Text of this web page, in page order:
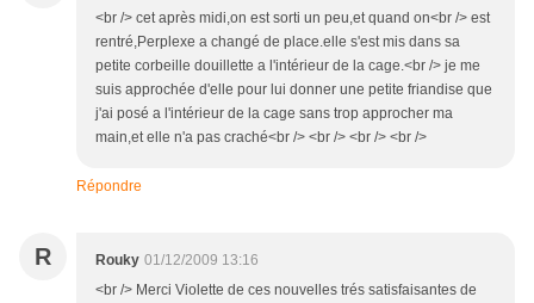
<br /> cet après midi,on est sorti un peu,et quand on<br /> est
rentré,Perplexe a changé de place.elle s'est mis dans sa
petite corbeille douillette a l'intérieur de la cage.<br /> je me
suis approchée d'elle pour lui donner une petite friandise que
j'ai posé a l'intérieur de la cage sans trop approcher ma
main,et elle n'a pas craché<br /> <br /> <br /> <br />
Répondre
R Rouky 01/12/2009 13:16
<br /> Merci Violette de ces nouvelles trés satisfaisantes de